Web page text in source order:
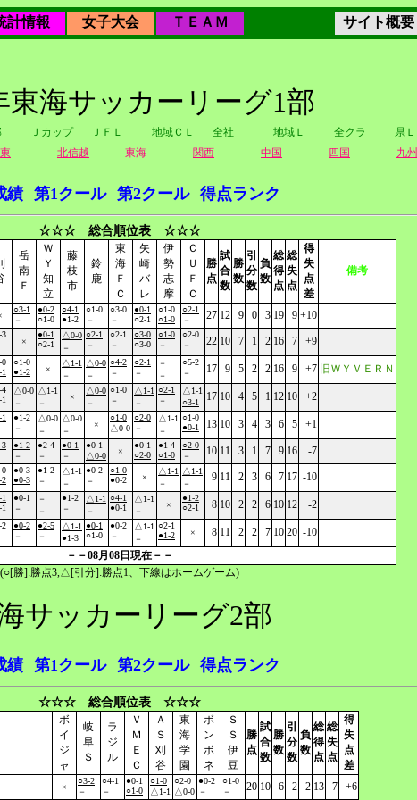
計情報 女子大会 ＴＥＡＭ
サイト概要
東海サッカーリーグ1部
Ｊカップ ＪＦＬ 地域ＣＬ 全社 地域Ｌ 全クラ
県Ｌ
北信越 東海 関西 中国 四国 九州
績 第1クール 第2クール 得点ランク
☆☆☆ 総合順位表 ☆☆☆
岳
南
Ｆ
Ｗ
Ｙ
知
立
藤
枝
市
鈴
鹿
東
海
Ｆ
Ｃ
矢
崎
バ
レ
伊
勢
志
摩
Ｃ
Ｕ
Ｆ
Ｃ
勝
点
試
合
数
勝
数
引
分
数
負
数
総
得
点
総
失
点
得
失
点
差
備考
○3-1
－
●0-2
○1-0
○4-1
●1-2
○1-0
－
○3-0
－
●0-1
○2-1
○1-0
○1-0
○2-1
－
27 12 9 0 3 19 9 +10
3
×
●0-1
○2-1
△0-0
－
○2-1
－
○2-1
－
○3-0
○3-0
○1-0
－
○2-0
－
22 10 7 1 2 16 7 +9
0
○1-0
●1-2
×
△1-1
－
△0-0
－
○4-2
－
○2-1
－
－
－
○5-2
－
17 9 5 2 2 16 9 +7 旧ＷＹＶＥＲＮ
4
△0-0
－
△1-1
－
×
△0-0
－
○1-0
－
△1-1
－
○2-1
－
△1-1
○3-1
17 10 4 5 1 12 10 +2
●1-2
－
△0-0
－
△0-0
－
×
○1-0
△0-0
○2-0
－
△1-1
－
○1-0
●0-1
13 10 3 4 3 6 5 +1
3
●1-2
－
●2-4
－
●0-1
－
●0-1
△0-0
×
●0-1
○2-0
●1-4
○1-0
○2-0
－
10 11 3 1 7 9 16 -7
0
2
●0-3
●0-3
●1-2
－
△1-1
－
●0-2
－
○1-0
●0-2
×
△1-1
－
△1-1
－
9 11 2 3 6 7 17 -10
●0-1
－
－
－
●1-2
－
△1-1
－
○4-1
●0-1
△1-1
－
×
●1-2
○2-1
8 10 2 2 6 10 12 -2
2
●0-2
－
●2-5
－
△1-1
●1-3
●0-1
○1-0
●0-2
－
△1-1
－
○2-1
●1-2
× 8 11 2 2 7 10 20 -10
－－08月08日現在－－
(○[勝]:勝点3,△[引分]:勝点1、下線はホームゲーム)
サッカーリーグ2部
績 第1クール 第2クール 得点ランク
☆☆☆ 総合順位表 ☆☆☆
ボ
イ
ジ
ャ
岐
阜
Ｓ
ラ
ジ
ル
Ｖ
Ｍ
Ｅ
Ｃ
Ａ
Ｓ
刈
谷
東
海
学
園
ボ
ン
ボ
ネ
Ｓ
Ｓ
伊
豆
勝
点
試
合
数
勝
数
引
分
数
負
数
総
得
点
総
失
点
得
失
点
差
×
○3-2
－
○4-1
－
●0-1
○1-0
○1-0
△1-1
○2-0
△0-0
●0-2
－
○1-0
－
20 10 6 2 2 13 7 +6